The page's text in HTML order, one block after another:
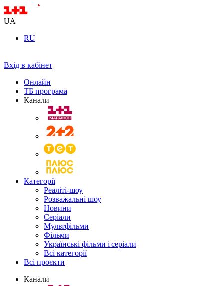
UA
RU
Вхід в кабінет
Онлайн
ТБ програма
Канали
Категорії
Реаліті-шоу
Розважальні шоу
Новини
Серіали
Мультфільми
Фільми
Українські фільми і серіали
Всі категорії
Всі проєкти
Канали